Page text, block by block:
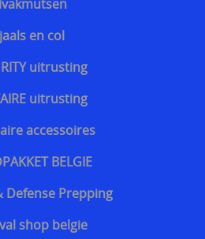
T-shirt carriers
forum update
vesten voor politieagenten
tegen terreuraanslagen
voor Benelux burgers
vesten Ukraine / Oekraïne
- Magyar
en col
uitrusting
uitrusting
accessoires
BELGIE
Defense Prepping
shop belgie